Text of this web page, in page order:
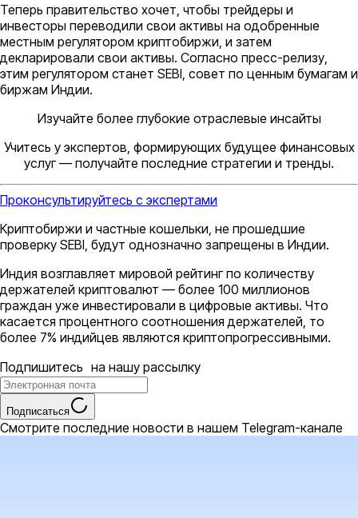
Теперь правительство хочет, чтобы трейдеры и
инвесторы переводили свои активы на одобренные
местным регулятором криптобиржи, и затем
декларировали свои активы. Согласно пресс-релизу,
этим регулятором станет SEBI, совет по ценным бумагам и
биржам Индии.
Изучайте более глубокие отраслевые инсайты
Учитесь у экспертов, формирующих будущее финансовых
услуг — получайте последние стратегии и тренды.
Проконсультируйтесь с экспертами
Криптобиржи и частные кошельки, не прошедшие
проверку SEBI, будут однозначно запрещены в Индии.
Индия возглавляет мировой рейтинг по количеству
держателей криптовалют — более 100 миллионов
граждан уже инвестировали в цифровые активы. Что
касается процентного соотношения держателей, то
более 7% индийцев являются криптопрогрессивными.
Подпишитесь на нашу рассылку
Подписаться
Смотрите последние новости в нашем Telegram-канале